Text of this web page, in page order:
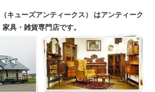
キューズアンティークス） はアンティーク
家具・雑貨専門店です。